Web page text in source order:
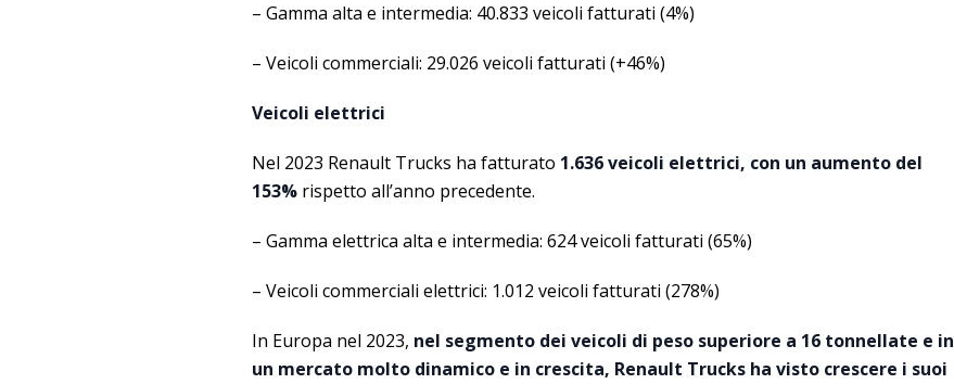
– Gamma alta e intermedia: 40.833 veicoli fatturati (4%)
– Veicoli commerciali: 29.026 veicoli fatturati (+46%)
Veicoli elettrici
Nel 2023 Renault Trucks ha fatturato 1.636 veicoli elettrici, con un aumento del
153% rispetto all’anno precedente.
– Gamma elettrica alta e intermedia: 624 veicoli fatturati (65%)
– Veicoli commerciali elettrici: 1.012 veicoli fatturati (278%)
In Europa nel 2023, nel segmento dei veicoli di peso superiore a 16 tonnellate e in
un mercato molto dinamico e in crescita, Renault Trucks ha visto crescere i suoi